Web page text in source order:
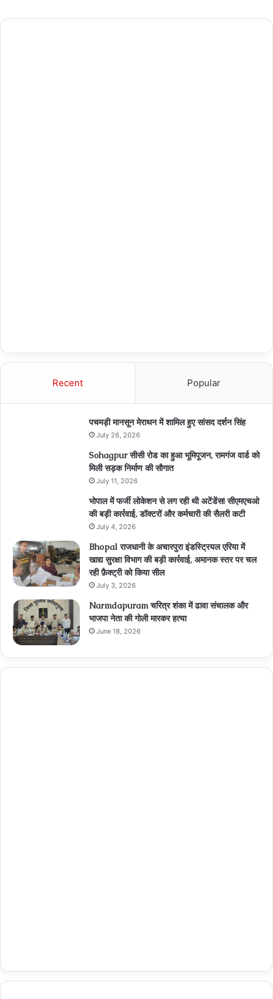
Recent Popular
पचमड़ी मानसून मेराथन में शामिल हुए सांसद दर्शन सिंह
July 26, 2026
Sohagpur सीसी रोड का हुआ भूमिपूजन, रामगंज वार्ड को
मिली सड़क निर्माण की सौगात
July 11, 2026
भोपाल में फर्जी लोकेशन से लग रही थी अटेंडेंस! सीएमएचओ
की बड़ी कार्रवाई, डॉक्टरों और कर्मचारी की सैलरी कटी
July 4, 2026
Bhopal राजधानी के अचारपुरा इंडस्ट्रियल एरिया में
खाद्य सुरक्षा विभाग की बड़ी कार्रवाई, अमानक स्तर पर चल
रही फ़ैक्ट्री को किया सील
July 3, 2026
Narmdapuram चरित्र शंका में ढावा संचालक और
भाजपा नेता की गोली मारकर हत्या
June 18, 2026